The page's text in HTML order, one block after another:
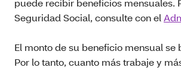
puede recibir beneficios mensuales.
Seguridad Social, consulte con el
El monto de su beneficio mensual
Por lo tanto, cuanto más trabaje y